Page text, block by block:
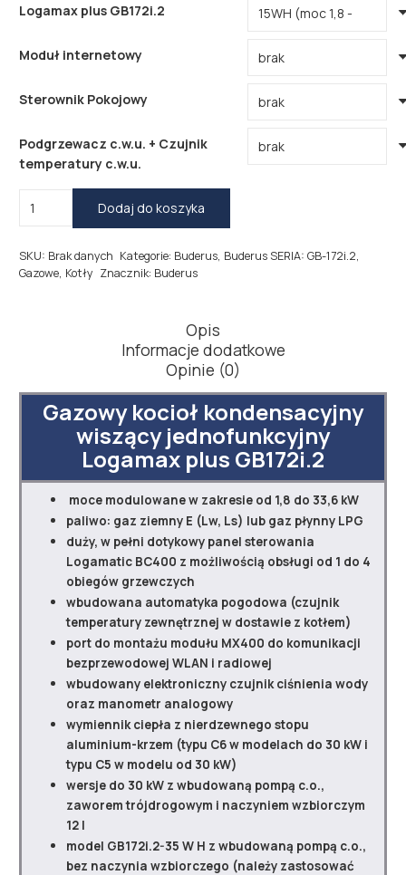
Logamax plus GB172i.2
Moduł internetowy
Sterownik Pokojowy
Podgrzewacz c.w.u. + Czujnik
temperatury c.w.u.
Gazowy
kondensacyjny
(jednofunkcyjny)
Dodaj do koszyka
SKU: Brak danych Kategorie: Buderus, Buderus SERIA: GB-172i.2,
Gazowe, Kotły Znacznik: Buderus
Opis
Informacje dodatkowe
Opinie (0)
Gazowy kocioł kondensacyjny
wiszący jednofunkcyjny
Logamax plus GB172i.2
moce modulowane w zakresie od 1,8 do 33,6 kW
paliwo: gaz ziemny E (Lw, Ls) lub gaz płynny LPG
duży, w pełni dotykowy panel sterowania
Logamatic BC400 z możliwością obsługi od 1 do 4
obiegów grzewczych
wbudowana automatyka pogodowa (czujnik
temperatury zewnętrznej w dostawie z kotłem)
port do montażu modułu MX400 do komunikacji
bezprzewodowej WLAN i radiowej
wbudowany elektroniczny czujnik ciśnienia wody
oraz manometr analogowy
wymiennik ciepła z nierdzewnego stopu
aluminium-krzem (typu C6 w modelach do 30 kW i
typu C5 w modelu od 30 kW)
wersje do 30 kW z wbudowaną pompą c.o.,
zaworem trójdrogowym i naczyniem wzbiorczym
12 l
model GB172i.2-35 W H z wbudowaną pompą c.o.,
bez naczynia wzbiorczego (należy zastosować